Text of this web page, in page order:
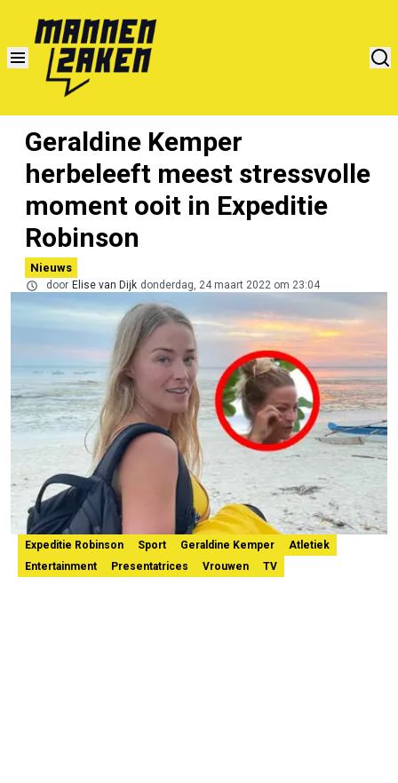
Geraldine Kemper
herbeleeft meest stressvolle
moment ooit in Expeditie
Robinson
Nieuws
door Elise van Dijk donderdag, 24 maart 2022 om 23:04
Expeditie Robinson Sport Geraldine Kemper
Atletiek
Entertainment
Presentatrices Vrouwen TV